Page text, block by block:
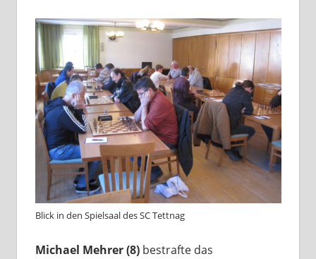
Blick in den Spielsaal des SC Tettnag
Michael Mehrer (8) bestrafte das